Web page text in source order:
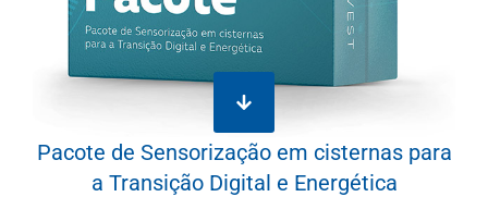
Pacote de Sensorização em cisternas para
a Transição Digital e Energética